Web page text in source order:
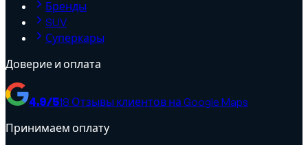
Бренды
SUV
Суперкары
Доверие и оплата
4.9/518 Отзывы клиентов на Google Maps
Принимаем оплату